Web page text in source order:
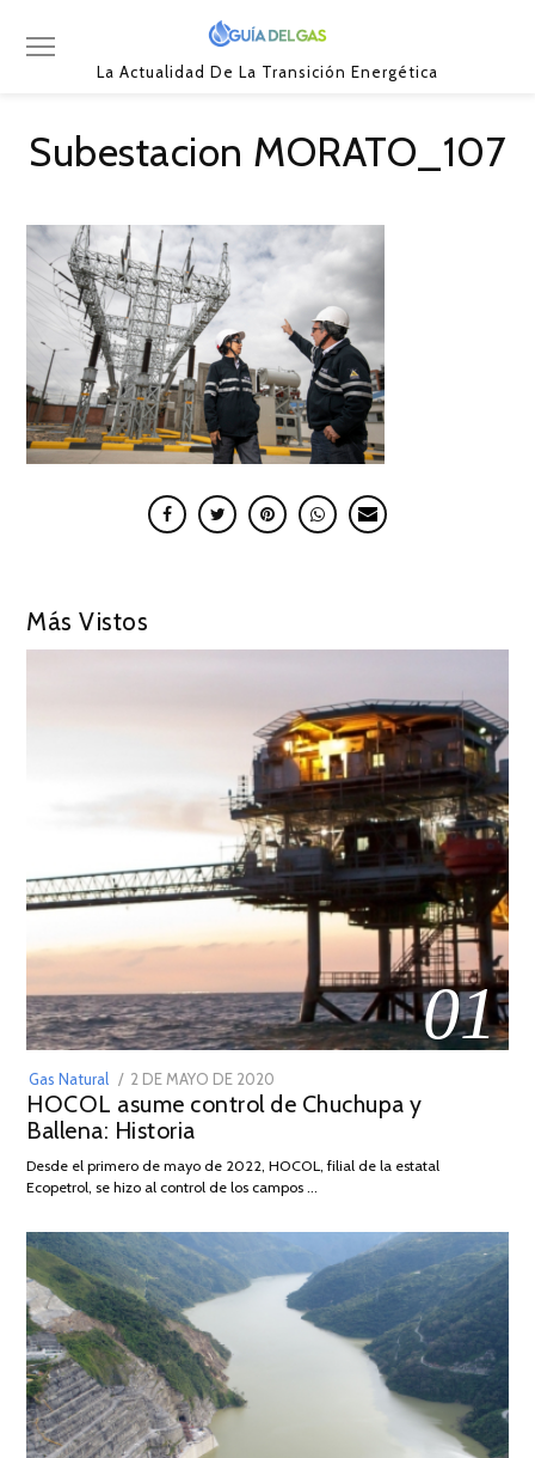
La Actualidad De La Transición Energética
Subestacion MORATO_107
Más Vistos
01
Gas Natural
POSTED
ON
2 DE MAYO DE 2020
DE
2026
HOCOL asume control de Chuchupa y
Ballena: Historia
Desde el primero de mayo de 2022, HOCOL, filial de la estatal
Ecopetrol, se hizo al control de los campos …